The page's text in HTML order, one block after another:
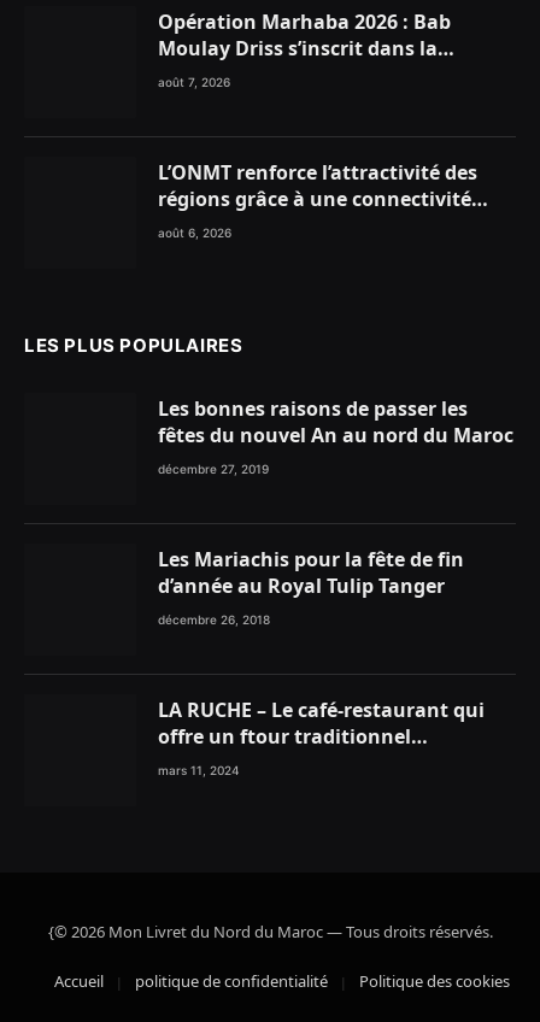
Opération Marhaba 2026 : Bab
Moulay Driss s’inscrit dans la
dynamique nationale en faveur des
août 7, 2026
L’ONMT renforce l’attractivité des
régions grâce à une connectivité
aérienne historique de Ryanair
août 6, 2026
LES PLUS POPULAIRES
Les bonnes raisons de passer les
fêtes du nouvel An au nord du Maroc
décembre 27, 2019
Les Mariachis pour la fête de fin
d’année au Royal Tulip Tanger
décembre 26, 2018
LA RUCHE – Le café-restaurant qui
offre un ftour traditionnel
gourmand
mars 11, 2024
{© 2026 Mon Livret du Nord du Maroc — Tous droits réservés.
Accueil politique de confidentialité Politique des cookies